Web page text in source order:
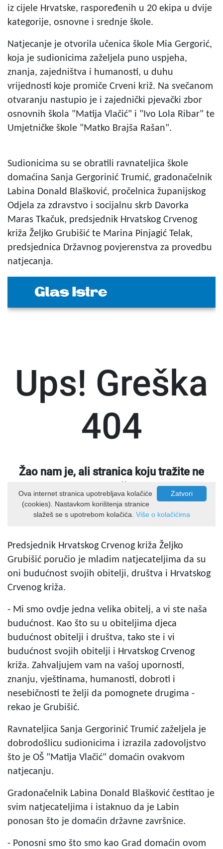
iz cijele Hrvatske, raspoređenih u 20 ekipa u dvije
kategorije, osnovne i srednje škole.
Natjecanje je otvorila učenica škole Mia Gergorić,
koja je sudionicima zaželjela puno uspjeha,
znanja, zajedništva i humanosti, u duhu
vrijednosti koje promiče Crveni križ. Na svečanom
otvaranju nastupio je i zajednički pjevački zbor
osnovnih škola "Matija Vlačić" i "Ivo Lola Ribar" te
Umjetničke škole "Matko Brajša Rašan".
Sudionicima su se obratili ravnateljica škole
domaćina Sanja Gergorinić Trumić, gradonačelnik
Labina Donald Blašković, pročelnica županijskog
Odjela za zdravstvo i socijalnu skrb Davorka
Maras Tkačuk, predsjednik Hrvatskog Crvenog
križa Željko Grubišić te Marina Pinjagić Telak,
predsjednica Državnog povjerenstva za provedbu
natjecanja.
Predsjednik Hrvatskog Crvenog križa Željko
Grubišić poručio je mladim natjecateljima da su
oni budućnost svojih obitelji, društva i Hrvatskog
Crvenog križa.
- Mi smo ovdje jedna velika obitelj, a vi ste naša
budućnost. Kao što su u obiteljima djeca
budućnost obitelji i društva, tako ste i vi
budućnost svojih obitelji i Hrvatskog Crvenog
križa. Zahvaljujem vam na vašoj upornosti,
znanju, vještinama, humanosti, dobroti i
nesebičnosti te želji da pomognete drugima -
rekao je Grubišić.
Ravnateljica Sanja Gergorinić Trumić zaželjela je
dobrodošlicu sudionicima i izrazila zadovoljstvo
što je OŠ "Matija Vlačić" domaćin ovakvom
natjecanju.
Gradonačelnik Labina Donald Blašković čestitao je
svim natjecateljima i istaknuo da je Labin
ponosan što je domaćin državne završnice.
- Ponosni smo što smo kao Grad domaćin ovom